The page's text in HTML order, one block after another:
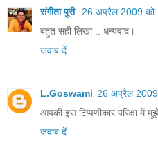
संगीता पुरी
26 अप्रैल 2009
बहुत सही लिखा .. धन्‍यवाद।
जवाब दें
L.Goswami 26 अप्रैल
आपकी इस टिप्पणीकार परिक्षा
जवाब दें